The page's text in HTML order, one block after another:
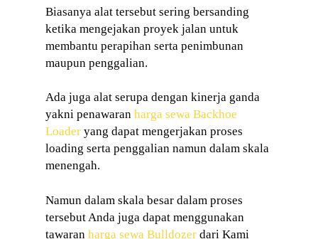
Biasanya alat tersebut sering bersanding
ketika mengejakan proyek jalan untuk
membantu perapihan serta penimbunan
maupun penggalian.
Ada juga alat serupa dengan kinerja ganda
yakni penawaran harga sewa Backhoe
Loader yang dapat mengerjakan proses
loading serta penggalian namun dalam skala
menengah.
Namun dalam skala besar dalam proses
tersebut Anda juga dapat menggunakan
tawaran harga sewa Bulldozer dari Kami